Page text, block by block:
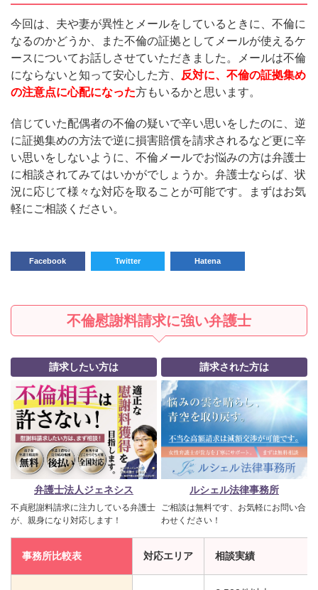
今回は、夫や妻が異性とメールをしているときに、不倫に
なるのかどうか、また不倫の証拠としてメールが使えるケ
ースについてお話しさせていただきました。メールは不倫
にならないと知って安心した方、
反対に、不倫の証拠集め
の注意点に心配になった方もいるかと思います。
信じていた配偶者の不倫の疑いで辛い思いをしたのに、逆
に証拠集めの方法で逆に損害賠償を請求されるなど更に辛
い思いをしないように、不倫メールでお悩みの方は弁護士
に相談されてみてはいかがでしょうか。弁護士ならば、状
況に応じて様々な対応を取ることが可能です。まずはお気
軽にご相談ください。
Facebook Twitter Hatena
不倫慰謝料請求に強い弁護士
請求したい方は
弁護士法人ジェネシス
不貞慰謝料請求に注力している弁護士
が、親身になり対応します！
請求された方は
ルシェル法律事務所
ご相談は無料です、お気軽にお問い合
わせください！
事務所比較表 対応エリア 相談実績